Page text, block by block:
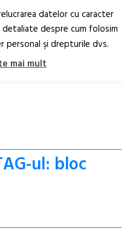
RO EN
ul: bloc
datelor cu caracter
despre cum folosim
personal şi drepturile dvs.
mai mult